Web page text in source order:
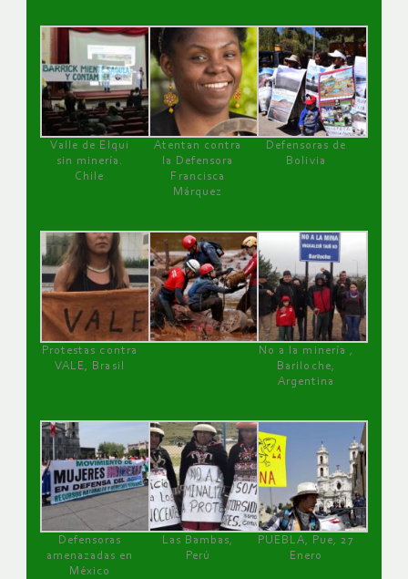
Valle de Elqui
sin minería.
Chile
Atentan contra
la Defensora
Francisca
Márquez
Defensoras de
Bolivia
Protestas contra
VALE, Brasil
No a la minería ,
Bariloche,
Argentina
Defensoras
amenazadas en
México
Las Bambas,
Perú
PUEBLA, Pue, 27
Enero